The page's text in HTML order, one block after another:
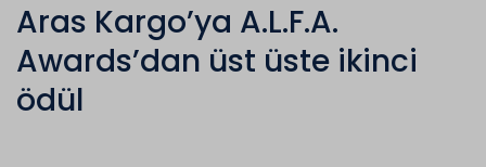
Aras Kargo’ya A.L.F.A.
Awards’dan üst üste ikinci
ödül